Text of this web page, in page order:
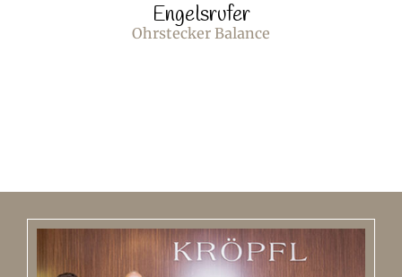
Engelsrufer
Ohrstecker Balance